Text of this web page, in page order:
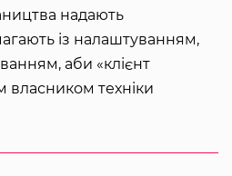
надають
із налаштуванням,
аби «клієнт
техніки